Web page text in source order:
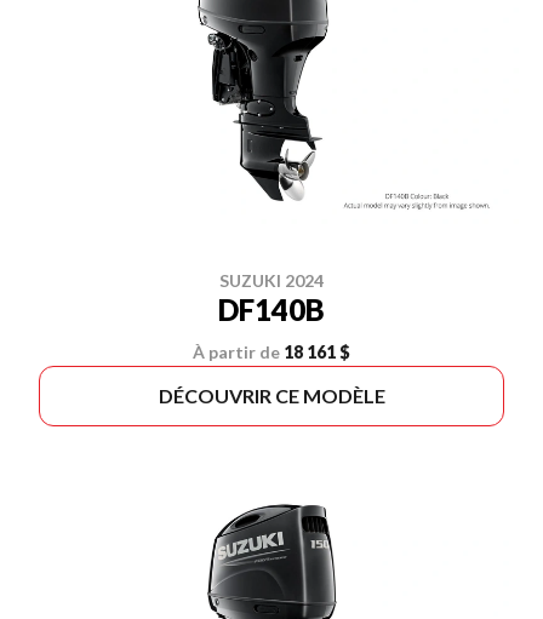
SUZUKI 2024
DF140B
À partir de 18 161 $
DÉCOUVRIR CE MODÈLE